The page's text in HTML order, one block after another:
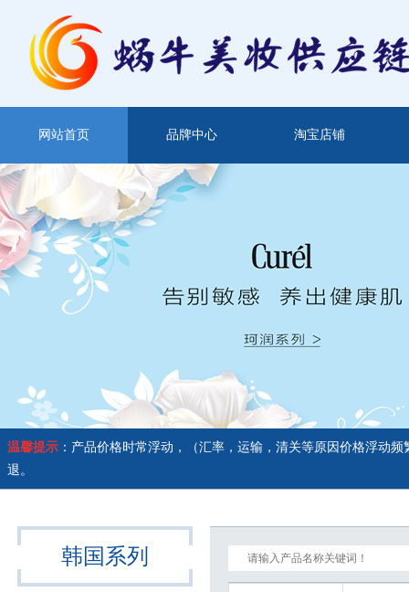
网站首页 品牌中心 淘宝店铺
温馨提示 ：产品价格时常浮动，（汇率，运输，清关等原因价格浮动
退。
韩国系列